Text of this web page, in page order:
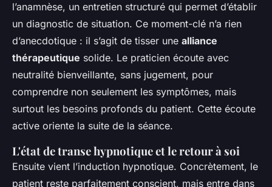
l’anamnèse, un entretien structuré qui permet d’établir
un diagnostic de situation. Ce moment-clé n’a rien
d’anecdotique : il s’agit de tisser une alliance
thérapeutique solide. Le praticien écoute avec
neutralité bienveillante, sans jugement, pour
comprendre non seulement les symptômes, mais
surtout les besoins profonds du patient. Cette écoute
active oriente la suite de la séance.
L'état de transe hypnotique et le retour à soi
Ensuite vient l’induction hypnotique. Concrètement, le
patient reste parfaitement conscient, mais entre dans